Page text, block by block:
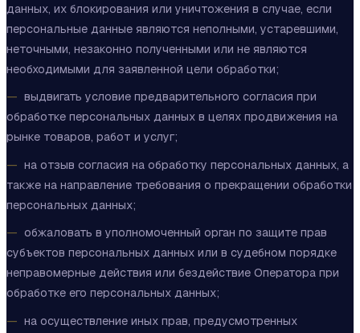
данных, их блокирования или уничтожения в случае, если
персональные данные являются неполными, устаревшими,
неточными, незаконно полученными или не являются
необходимыми для заявленной цели обработки;
выдвигать условие предварительного согласия при
обработке персональных данных в целях продвижения на
рынке товаров, работ и услуг;
на отзыв согласия на обработку персональных данных, а
также на направление требования о прекращении обработки
персональных данных;
обжаловать в уполномоченный орган по защите прав
субъектов персональных данных или в судебном порядке
неправомерные действия или бездействие Оператора при
обработке его персональных данных;
на осуществление иных прав, предусмотренных